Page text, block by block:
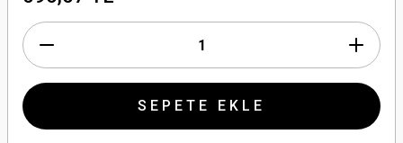
SEPETE EKLE